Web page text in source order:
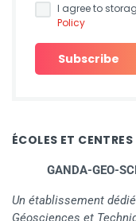
I agree to
Policy
ÉCOLES ET
GANDA-GEO-
Un établissement
Géosciences et